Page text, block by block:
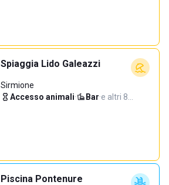
Spiaggia Lido Galeazzi
Sirmione
Accesso animali· Bar·e altri 8…
Piscina Pontenure